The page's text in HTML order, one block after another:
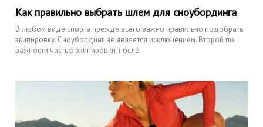
Как правильно выбрать шлем для сноубординга
В любом виде спорта прежде всего важно правильно подобрать
экипировку. Сноубординг не является исключением. Второй по
важности частью экипировки, после